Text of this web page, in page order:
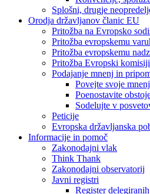
Splošni, drugje
Orodja državljanov članic EU
Pritožba na Evropsko
Pritožba evropskemu
Pritožba evropskemu
Pritožba Evropski komisiji
Podajanje mnenj in
Povejte svoje
Poenostavite
Sodelujte v
Peticije
Evropska državljanska
Informacije in pomoč
Zakonodajni vlak
Think Thank
Zakonodajni observatorij
Javni registri
Register